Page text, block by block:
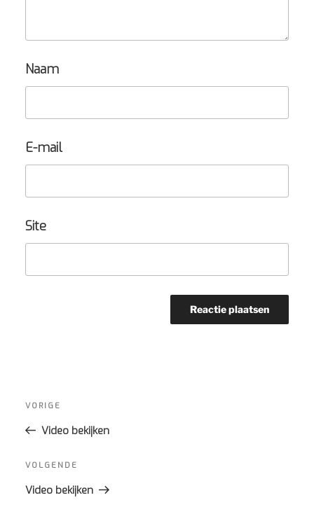
Naam
E-mail
Site
navigatie
Vorig
bericht
VORIGE
Video bekijken
Volgend
bericht
VOLGENDE
Video bekijken